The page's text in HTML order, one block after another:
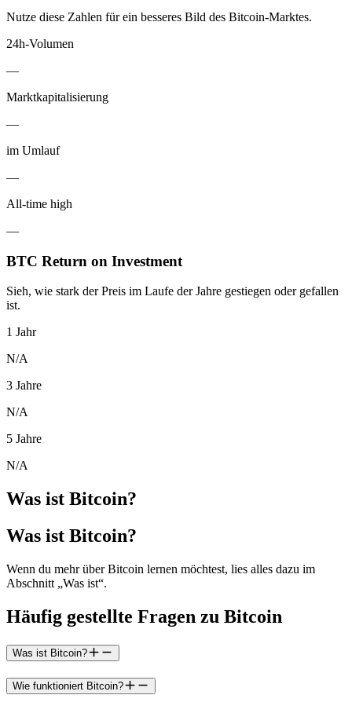
Nutze diese Zahlen für ein besseres Bild des Bitcoin-Marktes.
24h-Volumen
—
Marktkapitalisierung
—
im Umlauf
—
All-time high
—
BTC Return on Investment
Sieh, wie stark der Preis im Laufe der Jahre gestiegen oder gefallen
ist.
1 Jahr
N/A
3 Jahre
N/A
5 Jahre
N/A
Was ist Bitcoin?
Was ist Bitcoin?
Wenn du mehr über Bitcoin lernen möchtest, lies alles dazu im
Abschnitt „Was ist“.
Häufig gestellte Fragen zu Bitcoin
Was ist Bitcoin?
Wie funktioniert Bitcoin?